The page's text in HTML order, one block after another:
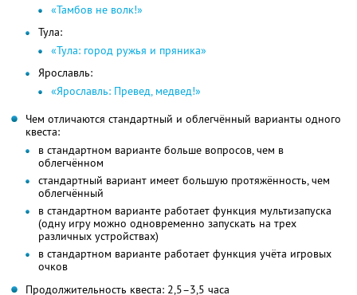
«Тамбов не волк!»
Тула:
«Тула: город ружья и пряника»
Ярославль:
«Ярославль: Превед, медвед!»
Чем отличаются стандартный и облегчённый варианты одного
квеста:
в стандартном варианте больше вопросов, чем в
облегчённом
стандартный вариант имеет большую протяжённость, чем
облегчённый
в стандартном варианте работает функция мультизапуска
(одну игру можно одновременно запускать на трех
различных устройствах)
в стандартном варианте работает функция учёта игровых
очков
Продолжительность квеста: 2,5–3,5 часа